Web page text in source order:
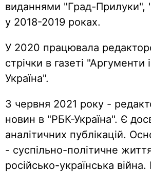
виданнями "Град-
у 2018-2019 роках.
У 2020 працювала
стрічки в газеті "Аргументи
Україна".
З червня 2021 року -
новин в "РБК-Україна". Є
аналітичних публікацій.
- суспільно-політичне
російсько-українська